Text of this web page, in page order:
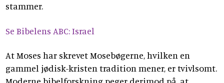
stammer.
Se Bibelens ABC: Israel
At Moses har skrevet Mosebøgerne, hvilken en
gammel jødisk-kristen tradition mener, er tvivlsomt.